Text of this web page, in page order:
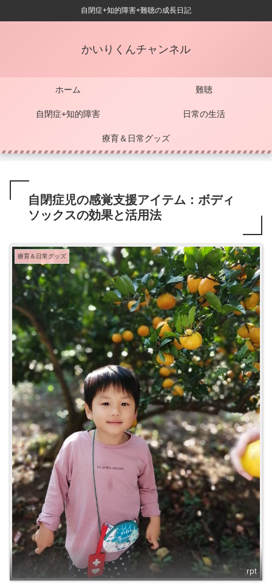
自閉症+知的障害+難聴の成長日記
かいりくんチャンネル
ホーム 難聴
自閉症+知的障害 日常の生活
療育＆日常グッズ
自閉症児の感覚支援アイテム：ボディ
ソックスの効果と活用法
療育＆日常グッズ
rpt